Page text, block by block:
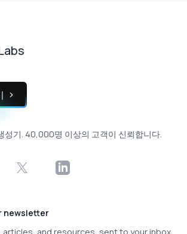
성기. 40,000명 이상의 고객이 신뢰합니다.
X LinkedIn
newsletter